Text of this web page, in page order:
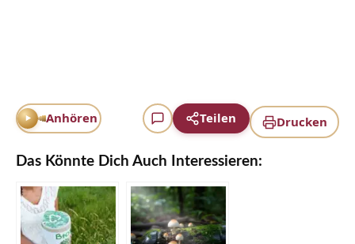
Drucken
Anhören Teilen
Das Könnte Dich Auch Interessieren: